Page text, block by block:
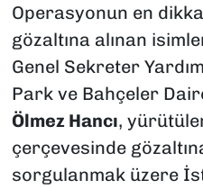
Operasyonun en
gözaltına alınan
Genel Sekreter
Park ve Bahçeler
Ölmez Hancı,
çerçevesinde
sorgulanmak üzere